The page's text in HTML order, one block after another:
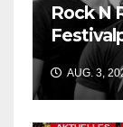
Rock N
AUG. 3,